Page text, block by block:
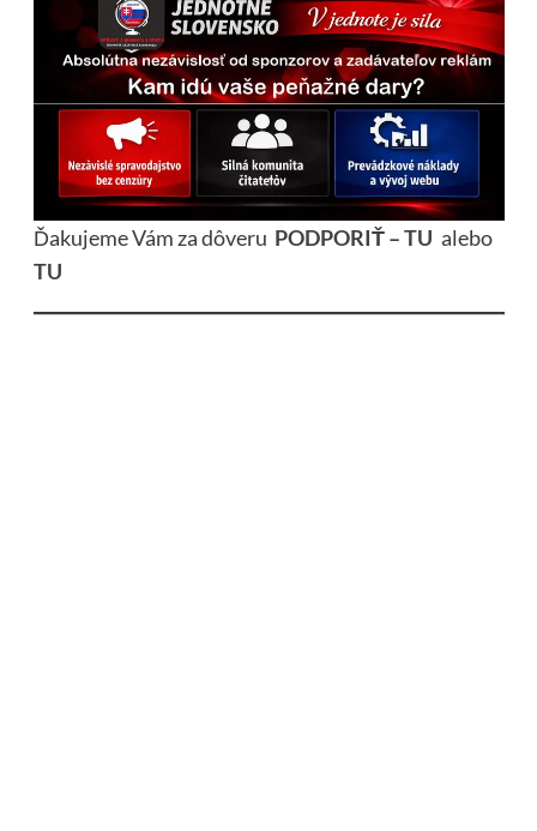
Ďakujeme Vám za dôveru PODPORIŤ – TU alebo
TU